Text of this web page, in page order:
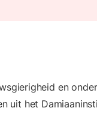
en
uit het